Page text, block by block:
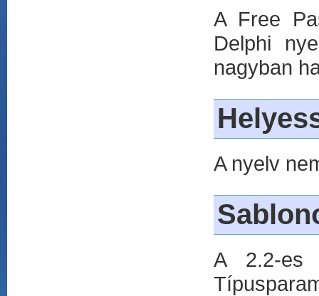
A Free
Delphi
nagyban
A nyelv
A 2.2-es